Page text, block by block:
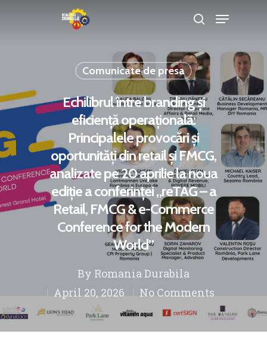
Hit enter to search or ESC to close
Comunicate de presa
Echilibrul între branding și
eficiență operațională:
Principalele provocări și
oportunități din retail și FMCG,
analizate pe 20 aprilie la noua
ediție a conferinței „reTAG – a
Retail, FMCG & e-Commerce
Conference for the Modern
World”
By Romania Durabila
April 20, 2026
No Comments